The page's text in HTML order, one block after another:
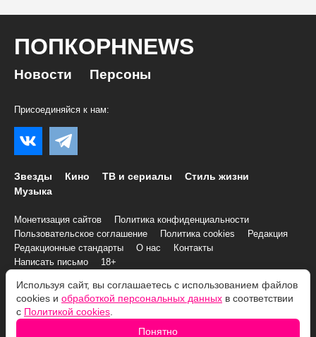
ПОПКОРНNEWS
Новости Персоны
Присоединяйся к нам:
Звезды Кино ТВ и сериалы
Стиль жизни
Музыка
Монетизация сайтов
Политика конфиденциальности
Пользовательское соглашение
Политика cookies
Редакция
Редакционные стандарты
О нас
Контакты
Написать письмо
18+
© 2007–2026 Все права и материалы принадлежат
«ПОПКОРНNEWS»
При копировании информации необходимо соблюдать
Используя сайт, вы соглашаетесь с использованием файлов
cookies и обработкой персональных данных в соответствии
с Политикой cookies
Понятно